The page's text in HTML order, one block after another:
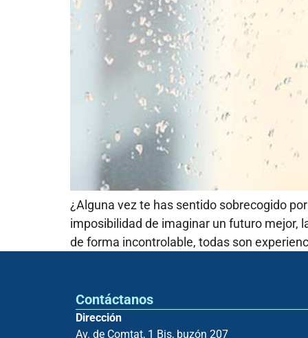
¿Alguna vez te has sentido sobrecogido
imposibilidad de imaginar un futuro mejor,
de forma incontrolable, todas son
Contáctanos
Dirección
Av. de Comtat, 1 Bis, buzón 207